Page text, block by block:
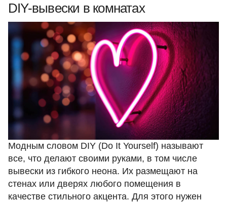
DIY-вывески в комнатах
Модным словом DIY (Do It Yourself) называют
все, что делают своими руками, в том числе
вывески из гибкого неона. Их размещают на
стенах или дверях любого помещения в
качестве стильного акцента. Для этого нужен